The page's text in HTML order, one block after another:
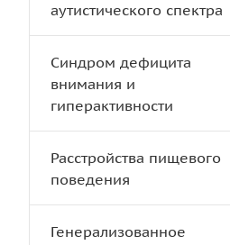
аутистического спектра
Синдром дефицита
внимания и
гиперактивности
Расстройства пищевого
поведения
Генерализованное